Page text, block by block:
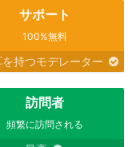
サポート
100%無料
持つモデレーター
訪問者
頻繁に訪問される